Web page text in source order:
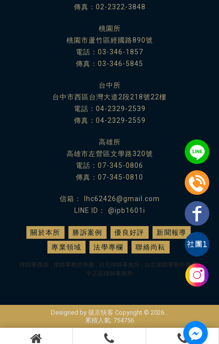
傳真：02-2322-3848
桃園所
桃園市蘆竹區經國路890號
電話： 03-346-1857
傳真：03-346-5845
台中所
台中市西區台灣大道2段218號22樓
電話： 04-2329-2539
傳真：04-2329-2559
高雄所
高雄市左營區文學路320號
電話： 07-345-0806
傳真：07-345-0810
lhc62426@gmail.com
@ipb1601i
關於本所 勝訴案例 優良好評
新聞報導
專業領域
法學專欄 聯絡尚耘
律師事務所 律師事務所推薦 台北律師事務所
台北律師事務所推薦
中正區律師事務所
Designed by 揚京快客 Copyright © 2026 ..
累積人氣: 754756